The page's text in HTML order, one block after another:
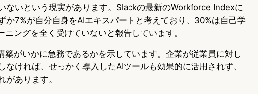
ないという現実があります。Slackの最新のWorkforce Indexに
か7%が自分自身をAIエキスパートと考えており、30%は自己学
ングを全く受けていないと報告しています。
築がいかに急務であるかを示しています。企業が従業員に対し
なければ、せっかく導入したAIツールも効果的に活用されず、
があります。